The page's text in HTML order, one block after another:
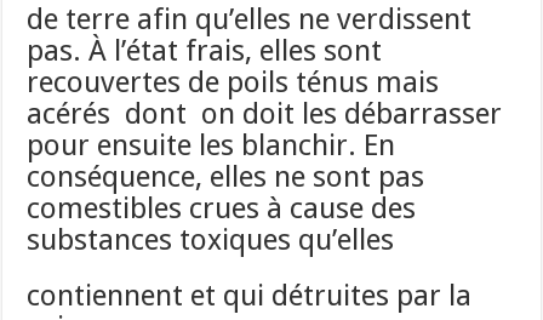
de terre afin qu’elles ne verdissent
pas. À l’état frais, elles sont
recouvertes de poils ténus mais
acérés dont on doit les débarrasser
pour ensuite les blanchir. En
conséquence, elles ne sont pas
comestibles crues à cause des
substances toxiques qu’elles
contiennent et qui détruites par la